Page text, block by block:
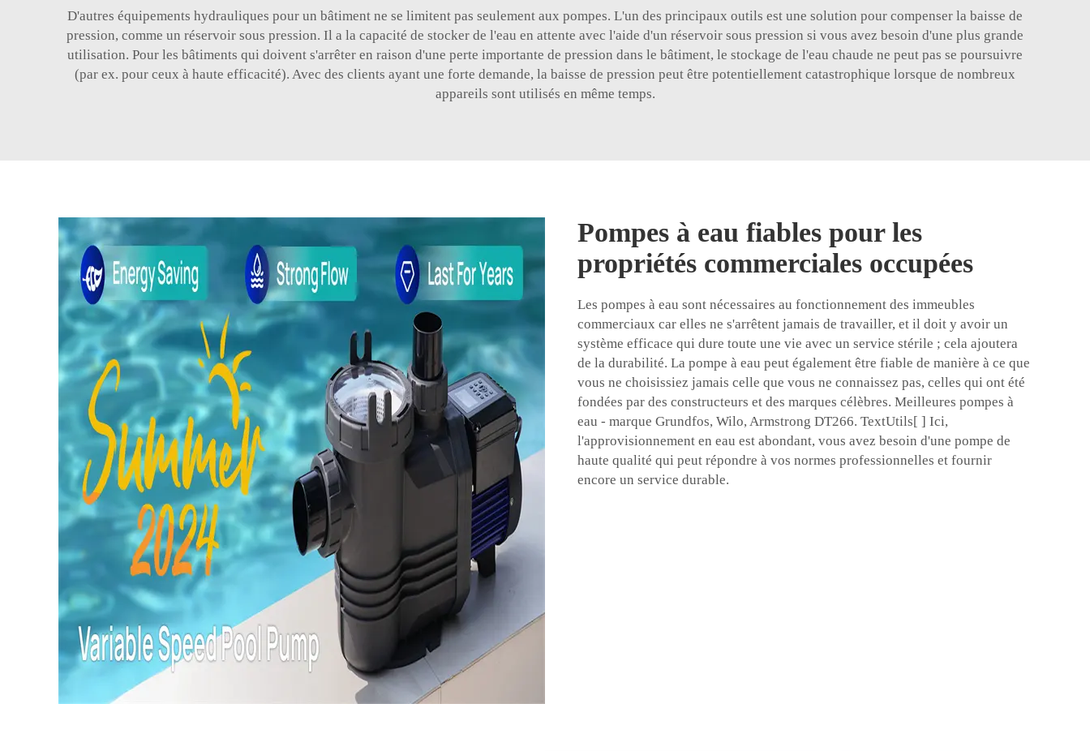
D'autres équipements hydrauliques pour un bâtiment ne se limitent pas seulement aux pompes. L'un des principaux outils est une solution pour compenser la baisse de
pression, comme un réservoir sous pression. Il a la capacité de stocker de l'eau en attente avec l'aide d'un réservoir sous pression si vous avez besoin d'une plus grande
utilisation. Pour les bâtiments qui doivent s'arrêter en raison d'une perte importante de pression dans le bâtiment, le stockage de l'eau chaude ne peut pas se poursuivre
(par ex. pour ceux à haute efficacité). Avec des clients ayant une forte demande, la baisse de pression peut être potentiellement catastrophique lorsque de nombreux
appareils sont utilisés en même temps.
Pompes à eau fiables pour les
propriétés commerciales occupées
Les pompes à eau sont nécessaires au fonctionnement des immeubles
commerciaux car elles ne s'arrêtent jamais de travailler, et il doit y avoir un
système efficace qui dure toute une vie avec un service stérile ; cela ajoutera
de la durabilité. La pompe à eau peut également être fiable de manière à ce que
vous ne choisissiez jamais celle que vous ne connaissez pas, celles qui ont été
fondées par des constructeurs et des marques célèbres. Meilleures pompes à
eau - marque Grundfos, Wilo, Armstrong DT266. TextUtils[ ] Ici,
l'approvisionnement en eau est abondant, vous avez besoin d'une pompe de
haute qualité qui peut répondre à vos normes professionnelles et fournir
encore un service durable.